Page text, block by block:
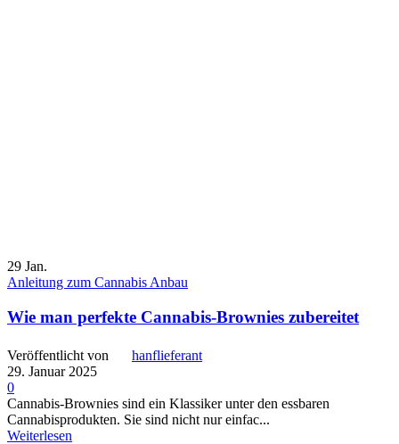
29 Jan.
Anleitung zum Cannabis Anbau
Wie man perfekte Cannabis-Brownies zubereitet
Veröffentlicht von
hanflieferant
29. Januar 2025
0
Cannabis-Brownies sind ein Klassiker unter den essbaren
Cannabisprodukten. Sie sind nicht nur einfac...
Weiterlesen